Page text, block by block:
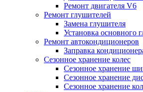
Ремонт двигателя V6
Ремонт глушителей
Замена глушителя
Установка основного
Ремонт автокондиционеров
Заправка
Сезонное хранение колес
Сезонное хранение
Сезонное хранение
Сезонное хранение